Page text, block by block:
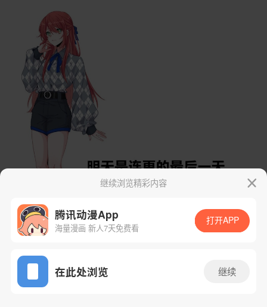
App免费看
继续浏览精彩内容
腾讯动漫App
海量漫画 新人7天免费看
打开APP
在此处浏览 继续